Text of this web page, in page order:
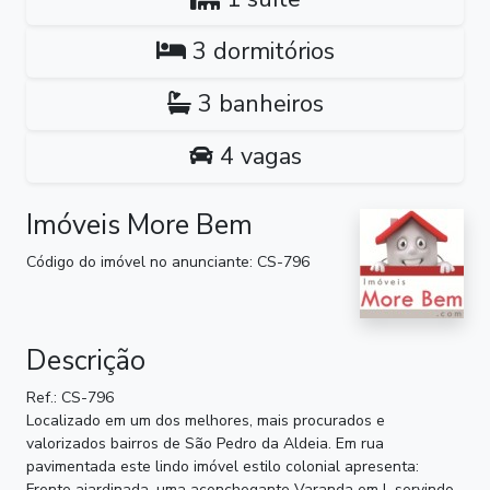
3 dormitórios
3 banheiros
4 vagas
Imóveis More Bem
Código do imóvel no anunciante: CS-796
Descrição
Ref.: CS-796
Localizado em um dos melhores, mais procurados e
valorizados bairros de São Pedro da Aldeia. Em rua
pavimentada este lindo imóvel estilo colonial apresenta: